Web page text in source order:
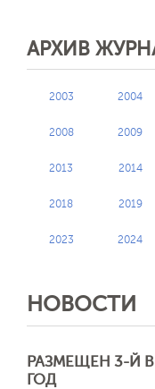
АРХИВ
2003 2004
2008 2009
2013 2014
2018 2019
2023 2024
НОВОСТИ
РАЗМЕЩЕН 3-Й
ГОД